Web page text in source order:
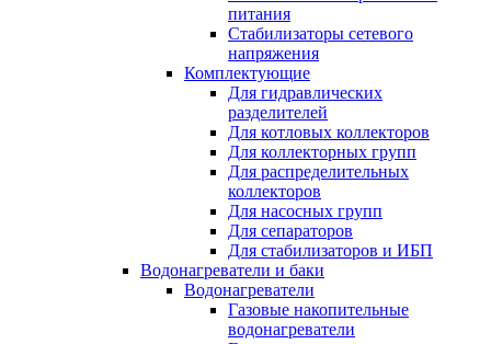
питания
Стабилизаторы сетевого
напряжения
Комплектующие
Для гидравлических
разделителей
Для котловых коллекторов
Для коллекторных групп
Для распределительных
коллекторов
Для насосных групп
Для сепараторов
Для стабилизаторов и ИБП
Водонагреватели и баки
Водонагреватели
Газовые накопительные
водонагреватели